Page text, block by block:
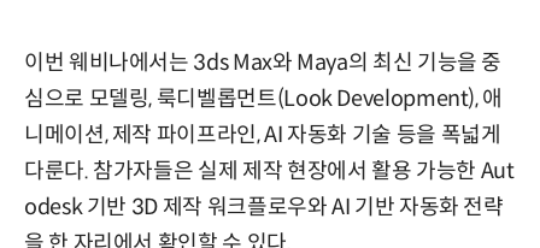
이번 웨비나에서는 3ds Max와 Maya의 최신 기능을 중
심으로 모델링, 룩디벨롭먼트(Look Development), 애
니메이션, 제작 파이프라인, AI 자동화 기술 등을 폭넓게
다룬다. 참가자들은 실제 제작 현장에서 활용 가능한 Aut
odesk 기반 3D 제작 워크플로우와 AI 기반 자동화 전략